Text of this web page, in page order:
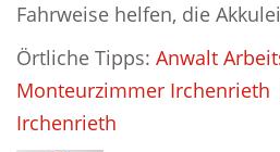
Fahrweise helfen, die
Örtliche Tipps: Anwalt
Monteurzimmer Irchenrieth
Irchenrieth